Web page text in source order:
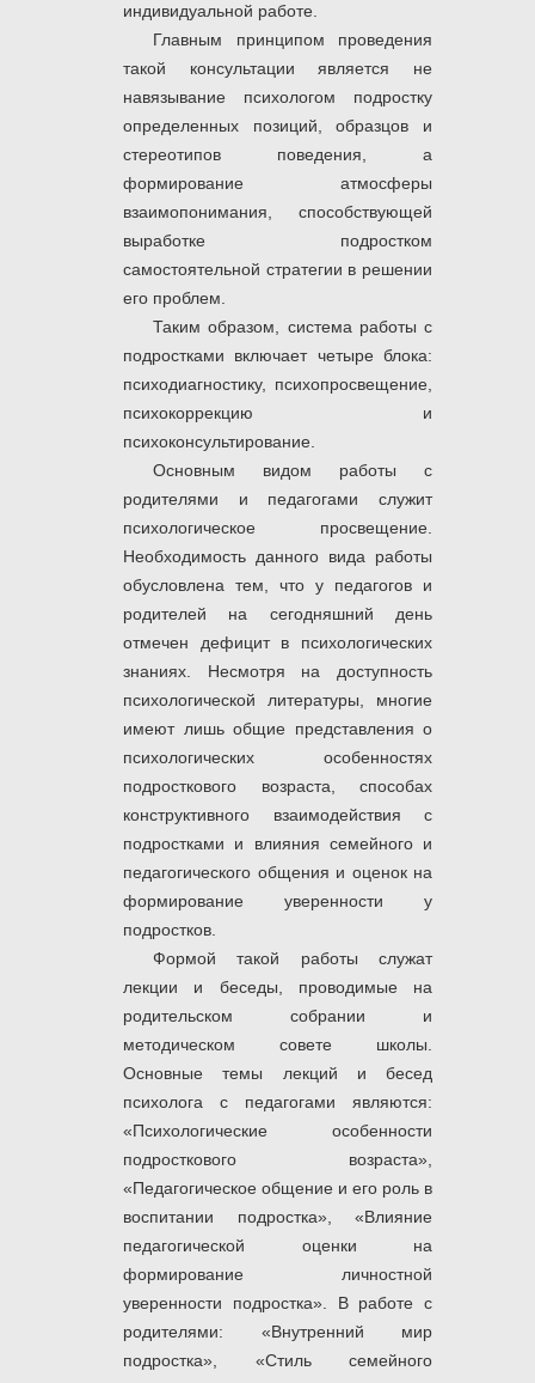
индивидуальной работе.
Главным принципом проведения
такой консультации является не
навязывание психологом подростку
определенных позиций, образцов и
стереотипов поведения, а
формирование атмосферы
взаимопонимания, способствующей
выработке подростком
самостоятельной стратегии в решении
его проблем.
Таким образом, система работы с
подростками включает четыре блока:
психодиагностику, психопросвещение,
психокоррекцию и
психоконсультирование.
Основным видом работы с
родителями
и
педагогами служит
психологическое просвещение.
Необходимость данного вида работы
обусловлена тем, что у педагогов и
родителей на сегодняшний день
отмечен дефицит в психологических
знаниях. Несмотря на доступность
психологической литературы, многие
имеют лишь общие представления о
психологических особенностях
подросткового возраста, способах
конструктивного взаимодействия с
подростками и влияния семейного и
педагогического общения и оценок на
формирование уверенности у
подростков.
Формой такой работы служат
лекции и беседы, проводимые на
родительском собрании и
методическом совете школы.
Основные темы лекций и бесед
психолога с педагогами являются:
«Психологические особенности
подросткового возраста»,
«Педагогическое общение и его роль в
воспитании подростка», «Влияние
педагогической оценки на
формирование личностной
уверенности подростка». В работе с
родителями: «Внутренний мир
подростка», «Стиль семейного